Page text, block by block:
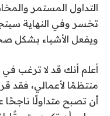
التداول المستمر
تخسر وفي النهاية
ويفعل الأشياء بشكل
أعلم أنك قد لا ترغب في
منتظمًا لأعمالي، فقد
أن تصبح متداولًا